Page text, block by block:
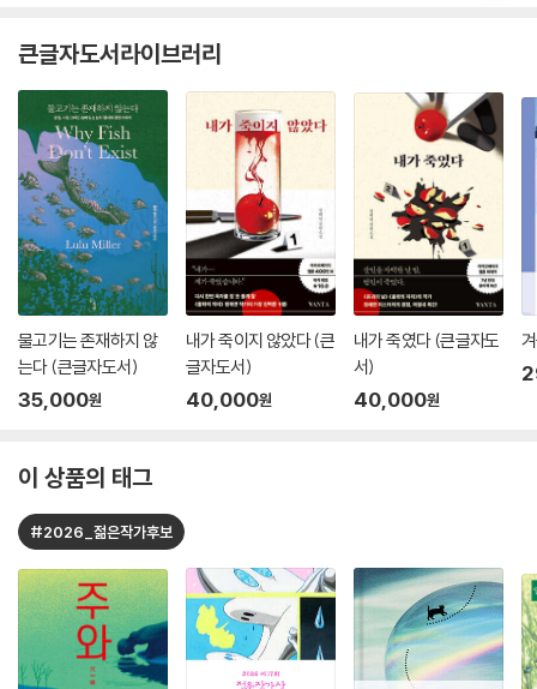
큰글자도서라이브러리
물고기는 존재하지 않
는다 (큰글자도서)
35,000원
내가 죽이지 않았다 (큰
글자도서)
40,000원
내가 죽였다 (큰글자도
서)
40,000원
이 상품의 태그
#2026_젊은작가후보